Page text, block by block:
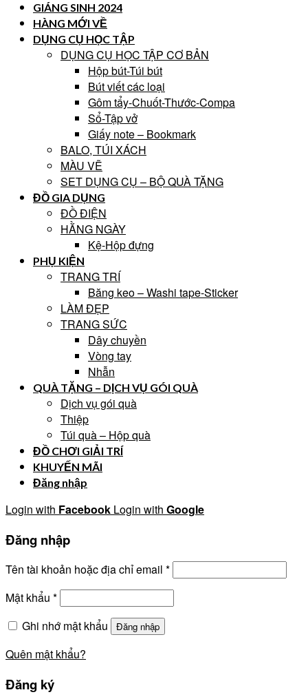
GIÁNG SINH 2024
HÀNG MỚI VỀ
DỤNG CỤ HỌC TẬP
DỤNG CỤ HỌC TẬP CƠ BẢN
Hộp bút-Túi bút
Bút viết các loại
Gôm tẩy-Chuốt-Thước-Compa
Sổ-Tập vở
Giấy note – Bookmark
BALO, TÚI XÁCH
MÀU VẼ
SET DỤNG CỤ – BỘ QUÀ TẶNG
ĐỒ GIA DỤNG
ĐỒ ĐIỆN
HẰNG NGÀY
Kệ-Hộp đựng
PHỤ KIỆN
TRANG TRÍ
Băng keo – Washi tape-Sticker
LÀM ĐẸP
TRANG SỨC
Dây chuyền
Vòng tay
Nhẫn
QUÀ TẶNG – DỊCH VỤ GÓI QUÀ
Dịch vụ gói quà
Thiệp
Túi quà – Hộp quà
ĐỒ CHƠI GIẢI TRÍ
KHUYẾN MÃI
Đăng nhập
Login with Facebook Login with Google
Đăng nhập
Tên tài khoản hoặc địa chỉ email *
Mật khẩu *
Ghi nhớ mật khẩu
Đăng nhập
Quên mật khẩu?
Đăng ký